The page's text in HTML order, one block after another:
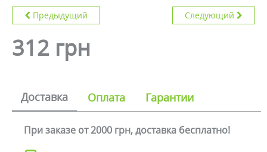
Предыдущий Следующий
312 грн
Доставка Оплата Гарантии
При заказе от 2000 грн, доставка бесплатно!